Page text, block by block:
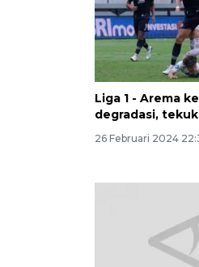
Liga 1 - Arema
degradasi,
26 Februari 2024